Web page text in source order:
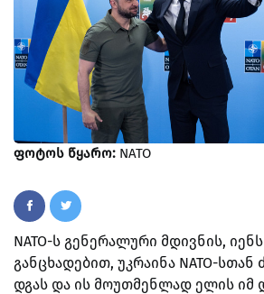
ფოტოს წყარო: NATO
NATO-ს გენერალური მდივნის,
განცხადებით, უკრაინა NATO-
დგას და ის მოუთმენლად ელის იმ